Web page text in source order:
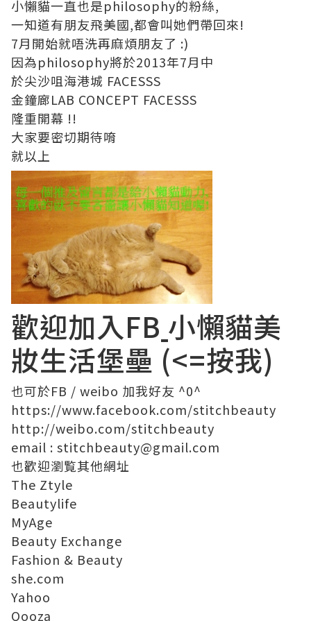
小懶貓一直也是philosophy的粉絲,
一知道有朋友飛美國,都會叫她們帶回來!
7月開始就唔洗再麻煩朋友了 :)
因為philosophy將於2013年7月中
於尖沙咀海港城 FACESSS
金鐘廊LAB CONCEPT FACESSS
隆重開幕 !!
大家要密切期待唷
就以上
歡迎加入FB 小懶貓美
妝生活堡壘 (<=按我)
也可於FB / weibo 加我好友 ^0^
https://www.facebook.com/stitchbeauty
http://weibo.com/stitchbeauty
email : stitchbeauty@gmail.com
也歡迎瀏覧其他網址
The Ztyle
Beautylife
MyAge
Beauty Exchange
Fashion & Beauty
she.com
Yahoo
Qooza